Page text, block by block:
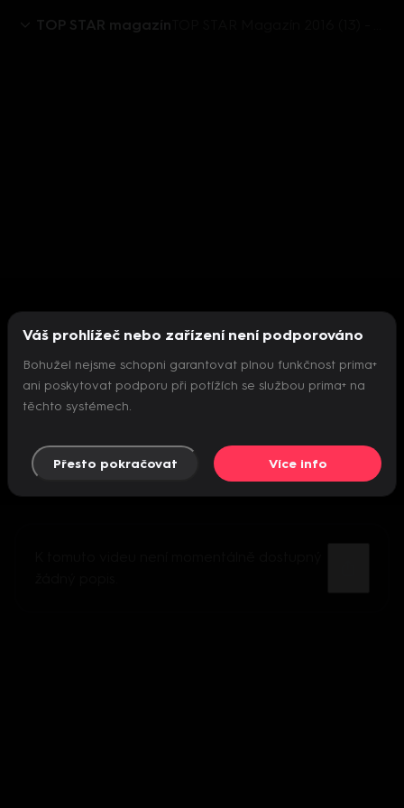
TOP STAR magazín
Nepodařilo se inicializovat přehrávač
Váš prohlížeč nebo zařízení není podporováno
Bohužel nejsme schopni garantovat plnou funkčnost prima+
ani poskytovat podporu při potížích se službou prima+ na
těchto systémech.
Přesto pokračovat Více info